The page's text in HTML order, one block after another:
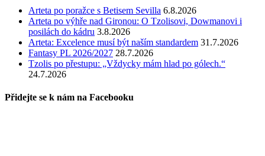
Arteta po poražce s Betisem Sevilla 6.8.2026
Arteta po výhře nad Gironou: O Tzolisovi, Dowmanovi i
posilách do kádru 3.8.2026
Arteta: Excelence musí být naším standardem 31.7.2026
Fantasy PL 2026/2027 28.7.2026
Tzolis po přestupu: „Vždycky mám hlad po gólech.“
24.7.2026
Přidejte se k nám na Facebooku